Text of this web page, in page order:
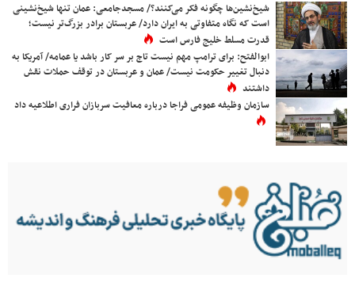
شیخ‌نشین‌ها چگونه فکر می‌کنند؟/ مسجدجامعی: عمان تنها شیخ‌نشینی
است که نگاه متفاوتی به ایران دارد/ عربستان برادر بزرگ‌تر نیست؛
قدرت مسلط خلیج فارس است
ابوالفتح: برای ترامپ مهم نیست تاج بر سر کار باشد یا عمامه/ آمریکا به
دنبال تغییر حکومت نیست/ عمان و عربستان در توقف حملات نقش
داشتند
سازمان وظیفه عمومی فراجا درباره معافیت سربازان فراری اطلاعیه داد